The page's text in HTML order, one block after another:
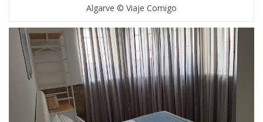
Algarve © Viaje Comigo